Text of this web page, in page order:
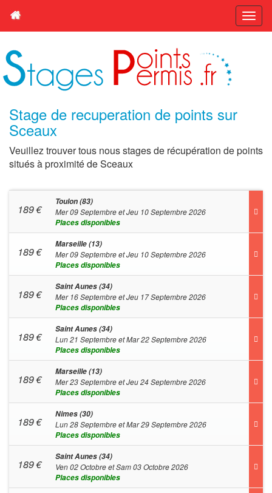
Stage de recuperation de points sur
Sceaux
Veuillez trouver tous nous stages de récupération de points
situés à proximité de Sceaux
189€
Toulon (83)
Mer 09 Septembre et Jeu 10 Septembre 2026
Places disponibles
189€
Marseille (13)
Mer 09 Septembre et Jeu 10 Septembre 2026
Places disponibles
189€
Saint Aunes (34)
Mer 16 Septembre et Jeu 17 Septembre 2026
Places disponibles
189€
Saint Aunes (34)
Lun 21 Septembre et Mar 22 Septembre 2026
Places disponibles
189€
Marseille (13)
Mer 23 Septembre et Jeu 24 Septembre 2026
Places disponibles
189€
Nimes (30)
Lun 28 Septembre et Mar 29 Septembre 2026
Places disponibles
189€
Saint Aunes (34)
Ven 02 Octobre et Sam 03 Octobre 2026
Places disponibles